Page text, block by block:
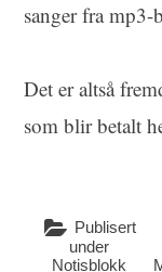
sanger fra
Det er altså
som blir betalt
Publisert
under
Notisblokk